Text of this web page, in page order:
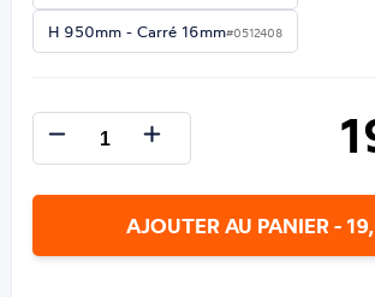
H 950mm - Carré 16mm#0512408
AJOUTER AU PANIER -